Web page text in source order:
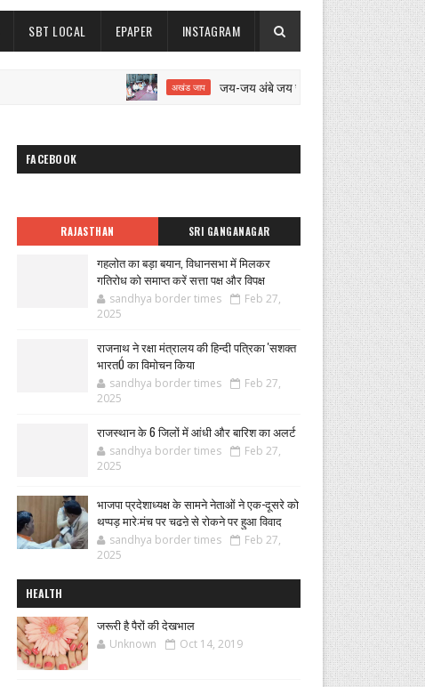
SBT LOCAL EPAPER INSTAGRAM
अखंड जाप जय-जय अंबे जय जगदंबे का 12 घंटे का अखंड जाप शुरू
FACEBOOK
RAJASTHAN SRI GANGANAGAR
गहलोत का बड़ा बयान, विधानसभा में मिलकर
गतिरोध को समाप्त करें सत्ता पक्ष और विपक्ष
sandhya border times
Feb 27,
2025
राजनाथ ने रक्षा मंत्रालय की हिन्दी पत्रिका 'सशक्त
भारतÓ का विमोचन किया
sandhya border times
Feb 27,
2025
राजस्थान के 6 जिलों में आंधी और बारिश का अलर्ट
sandhya border times
Feb 27,
2025
भाजपा प्रदेशाध्यक्ष के सामने नेताओं ने एक-दूसरे को
थप्पड़ मारे:मंच पर चढऩे से रोकने पर हुआ विवाद
sandhya border times
Feb 27,
2025
HEALTH
जरूरी है पैरों की देखभाल
Unknown Oct 14, 2019